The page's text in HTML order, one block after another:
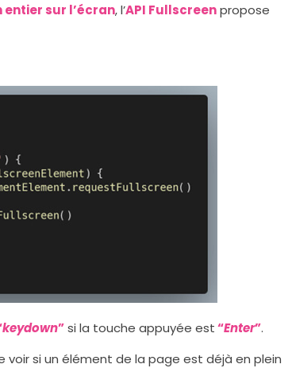
sur l’écran, l’API Fullscreenpropose
keydown”si la touche appuyée est“Enter”.
voir si un élément de la page est déjà en plein